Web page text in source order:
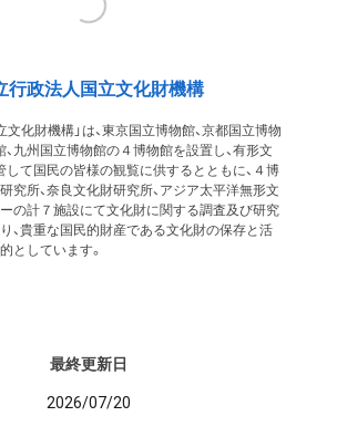
行政法人国立文化財機構
文化財機構」は、東京国立博物館、京都国立博物
、九州国立博物館の４博物館を設置し、有形文
して国民の皆様の観覧に供するとともに、４博
究所、奈良文化財研究所、アジア太平洋無形文
の計７施設にて文化財に関する調査及び研究
、貴重な国民的財産である文化財の保存と活
としています。
最終更新日
2026/07/20